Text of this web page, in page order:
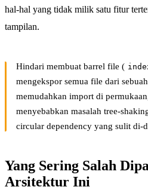
hal-hal yang tidak milik satu fitur
tampilan.
Hindari membuat barrel file (
mengekspor semua file dari
memudahkan import di
menyebabkan masalah tree-
circular dependency yang sulit di-
Yang Sering Salah
Arsitektur Ini